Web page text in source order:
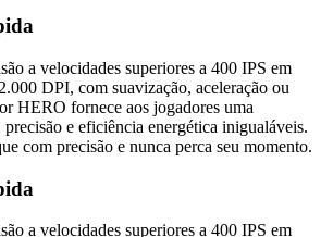
a velocidades superiores a 400 IPS em
DPI, com suavização, aceleração ou
HERO fornece aos jogadores uma
e eficiência energética inigualáveis.
com precisão e nunca perca seu momento.
a velocidades superiores a 400 IPS em